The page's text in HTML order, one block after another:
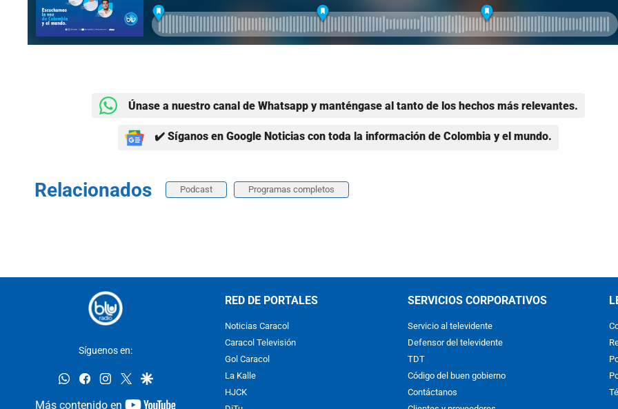
Únase a nuestro canal de Whatsapp y manténgase al tanto de los hechos más relevantes.
✔️ Síganos en Google Noticias con toda la información de Colombia y el mundo.
Relacionados Podcast Programas completos
Síguenos en:
whatsappfacebookinstagram
twittergoogle
Más contenido en
youtube-
RED DE PORTALES
Noticias Caracol
Caracol Televisión
Gol Caracol
La Kalle
HJCK
SERVICIOS CORPORATIVOS
Servicio al televidente
Defensor del televidente
TDT
Código del buen gobierno
Contáctanos